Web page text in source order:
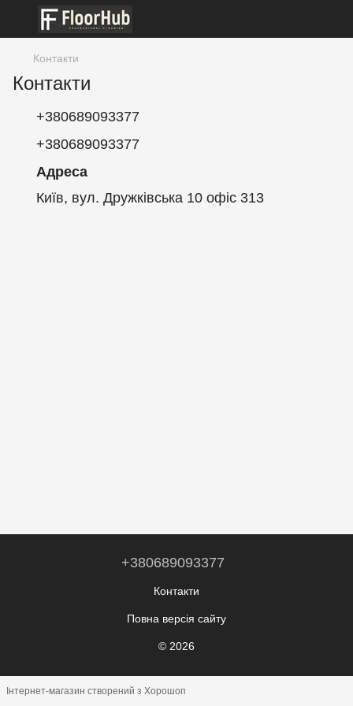
Контакти
Контакти
+380689093377
+380689093377
Адреса
Київ, вул. Дружківська 10 офіс 313
+380689093377
Контакти
Повна версія сайту
© 2026
Інтернет-магазин створений з Хорошоп